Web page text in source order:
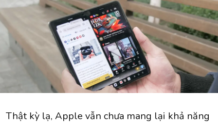
Thật kỳ lạ, Apple vẫn chưa mang lại khả năng